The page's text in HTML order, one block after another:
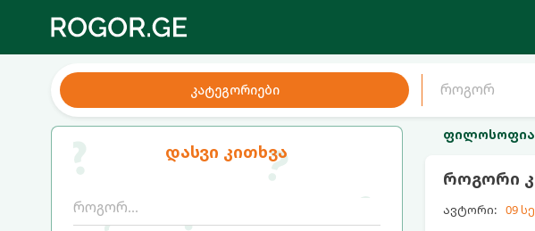
კატეგორიები
დასვი კითხვა
როგორი
ავტორი: 09